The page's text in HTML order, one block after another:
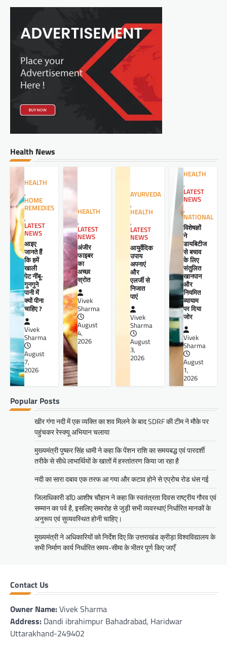
Health News
HEALTH
,
HOME
REMEDIES
,
LATEST
NEWS
आइए
जानते हैं
कि हमें
खाली
पेट नींबू-
गुनगुने
पानी में
क्यों पीना
चाहिए ?
Vivek
Sharma
August
7,
2026
HEALTH
,
LATEST
NEWS
अंजीर
फाइबर
का
अच्छा
स्रोत
Vivek
Sharma
August
4,
2026
AYURVEDA
,
HEALTH
,
LATEST
NEWS
आयुर्वेदिक
उपाय
अपनाएं
और
एलर्जी से
निजात
पाएं
Vivek
Sharma
August
3,
2026
HEALTH
,
LATEST
NEWS
,
NATIONAL
विशेषज्ञों
ने
डायबिटीज
से बचाव
के लिए
संतुलित
खानपान
और
नियमित
व्यायाम
पर दिया
जोर
Vivek
Sharma
August
1,
2026
Popular Posts
खीर गंगा नदी में एक व्यक्ति का शव मिलने के बाद SDRF की टीम ने मौके पर
पहुंचकर रेस्क्यू अभियान चलाया
मुख्यमंत्री पुष्कर सिंह धामी ने कहा कि पेंशन राशि का समयबद्ध एवं पारदर्शी
तरीके से सीधे लाभार्थियों के खातों में हस्तांतरण किया जा रहा है
नदी का सारा दबाव एक तरफ आ गया और कटाव होने से एप्रोच रोड धंस गई
जिलाधिकारी डॉ0 आशीष चौहान ने कहा कि स्वतंत्रता दिवस राष्ट्रीय गौरव एवं
सम्मान का पर्व है, इसलिए समारोह से जुड़ी सभी व्यवस्थाएं निर्धारित मानकों के
अनुरूप एवं सुव्यवस्थित होनी चाहिए।
मुख्यमंत्री ने अधिकारियों को निर्देश दिए कि उत्तराखंड क्रीड़ा विश्वविद्यालय के
सभी निर्माण कार्य निर्धारित समय-सीमा के भीतर पूर्ण किए जाएँ
Contact Us
Owner Name:Vivek Sharma
Address: Dandi ibrahimpur Bahadrabad, Haridwar
Uttarakhand-249402